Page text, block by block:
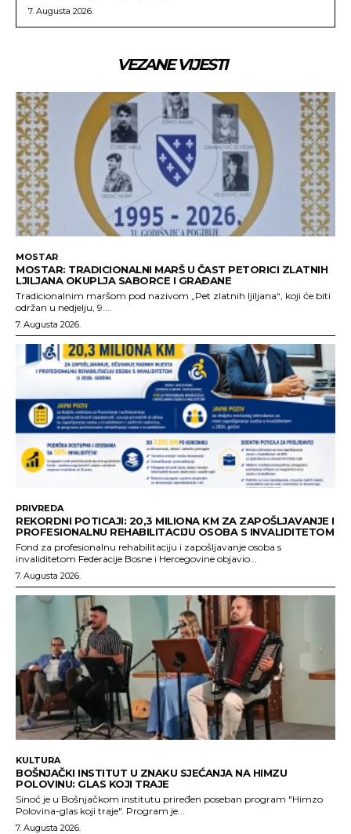
7. Augusta 2026.
VEZANE VIJESTI
MOSTAR
MOSTAR: TRADICIONALNI MARŠ U ČAST PETORICI ZLATNIH
LJILJANA OKUPLJA SABORCE I GRAĐANE
Tradicionalnim maršom pod nazivom „Pet zlatnih ljiljana“, koji će biti
održan u nedjelju, 9....
7. Augusta 2026.
PRIVREDA
REKORDNI POTICAJI: 20,3 MILIONA KM ZA ZAPOŠLJAVANJE I
PROFESIONALNU REHABILITACIJU OSOBA S INVALIDITETOM
Fond za profesionalnu rehabilitaciju i zapošljavanje osoba s
invaliditetom Federacije Bosne i Hercegovine objavio...
7. Augusta 2026.
KULTURA
BOŠNJAČKI INSTITUT U ZNAKU SJEĆANJA NA HIMZU
POLOVINU: GLAS KOJI TRAJE
Sinoć je u Bošnjačkom institutu priređen poseban program "Himzo
Polovina-glas koji traje". Program je...
7. Augusta 2026.